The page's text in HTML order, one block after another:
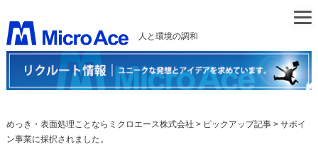
人と環境の調和
めっき・表面処理ことならミクロエース株式会社 > ピックアップ記事> サポイ
ン事業に採択されました。